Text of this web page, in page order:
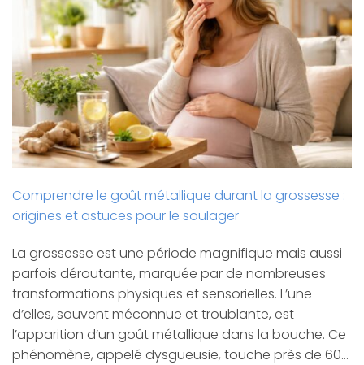
Comprendre le goût métallique durant la grossesse :
origines et astuces pour le soulager
La grossesse est une période magnifique mais aussi
parfois déroutante, marquée par de nombreuses
transformations physiques et sensorielles. L’une
d’elles, souvent méconnue et troublante, est
l’apparition d’un goût métallique dans la bouche. Ce
phénomène, appelé dysgueusie, touche près de 60…